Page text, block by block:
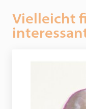
Vielleicht